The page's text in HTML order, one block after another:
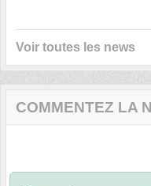
Voir toutes les news
COMMENTEZ LA